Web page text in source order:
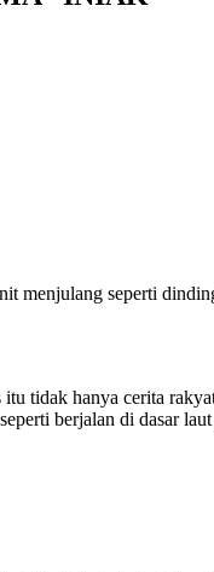
menjulang seperti
tidak hanya cerita
berjalan di dasar